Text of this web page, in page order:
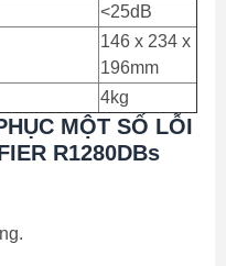
<25dB
146 x 234 x
196mm
4kg
MỘT SỐ LỖI
R1280DBs